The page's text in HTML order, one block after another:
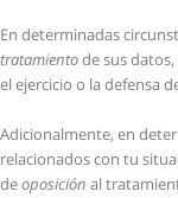
En determinadas
tratamientode sus
el ejercicio o la defensa
Adicionalmente, en
relacionados con tu
deoposición al